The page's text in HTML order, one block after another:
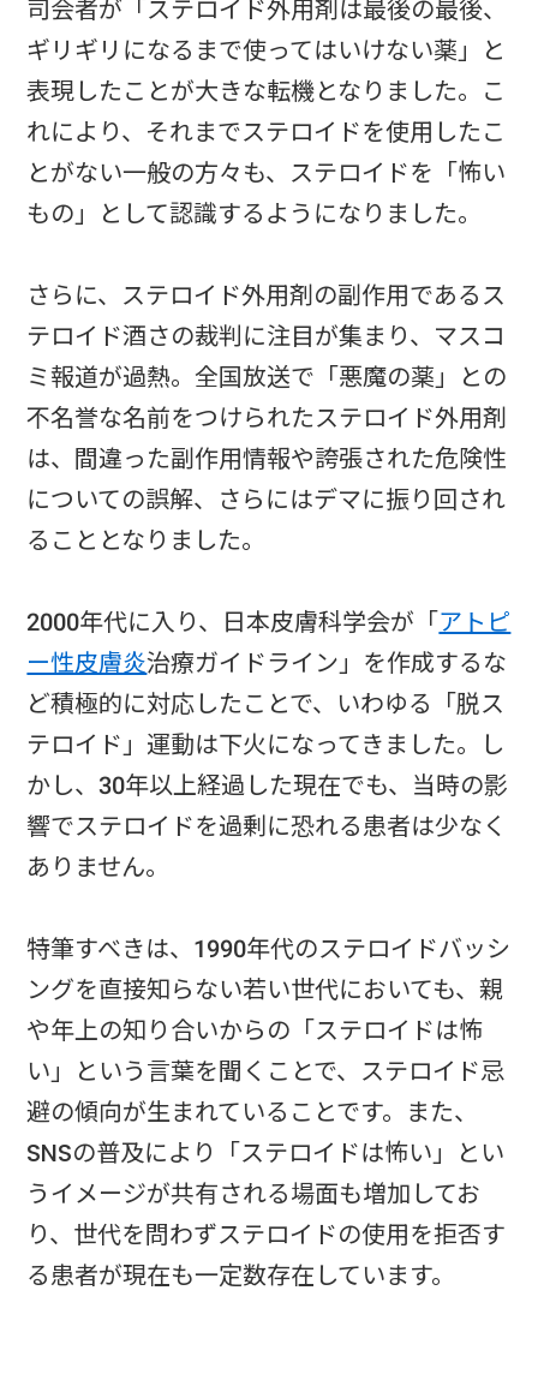
司会者が「ステロイド外用剤は最後の最後、
ギリギリになるまで使ってはいけない薬」と
表現したことが大きな転機となりました。こ
れにより、それまでステロイドを使用したこ
とがない一般の方々も、ステロイドを「怖い
もの」として認識するようになりました。
さらに、ステロイド外用剤の副作用であるス
テロイド酒さの裁判に注目が集まり、マスコ
ミ報道が過熱。全国放送で「悪魔の薬」との
不名誉な名前をつけられたステロイド外用剤
は、間違った副作用情報や誇張された危険性
についての誤解、さらにはデマに振り回され
ることとなりました。
2000年代に入り、日本皮膚科学会が「アトピ
ー性皮膚炎治療ガイドライン」を作成するな
ど積極的に対応したことで、いわゆる「脱ス
テロイド」運動は下火になってきました。し
かし、30年以上経過した現在でも、当時の影
響でステロイドを過剰に恐れる患者は少なく
ありません。
特筆すべきは、1990年代のステロイドバッシ
ングを直接知らない若い世代においても、親
や年上の知り合いからの「ステロイドは怖
い」という言葉を聞くことで、ステロイド忌
避の傾向が生まれていることです。また、
SNSの普及により「ステロイドは怖い」とい
うイメージが共有される場面も増加してお
り、世代を問わずステロイドの使用を拒否す
る患者が現在も一定数存在しています。